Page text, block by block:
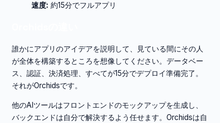
速度: 約15分でフルアプリ
誰かにアプリのアイデアを説明して、見ている間にその人
が全体を構築するところを想像してください。データベー
ス、認証、決済処理、すべてが15分でデプロイ準備完了。
それがOrchidsです。
他のAIツールはフロントエンドのモックアップを生成し、
バックエンドは自分で解決するよう任せます。Orchidsは自